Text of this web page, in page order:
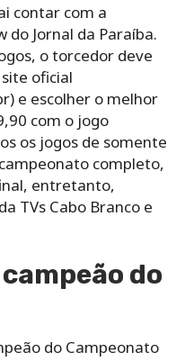
contar com a
Jornal da Paraíba.
o torcedor deve
oficial
e escolher o melhor
com o jogo
os jogos de somente
completo,
entretanto,
TVs Cabo Branco e
do
do Campeonato